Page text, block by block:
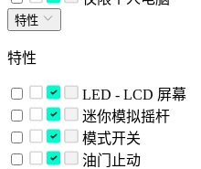
特性
特性
LED - LCD 屏幕
迷你模拟摇杆
模式开关
油门止动